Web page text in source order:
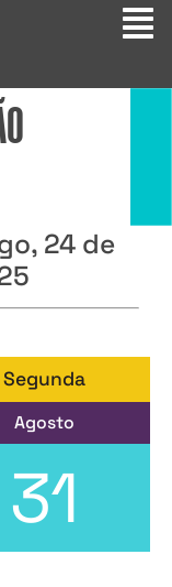
24 de
Segunda
Agosto
31